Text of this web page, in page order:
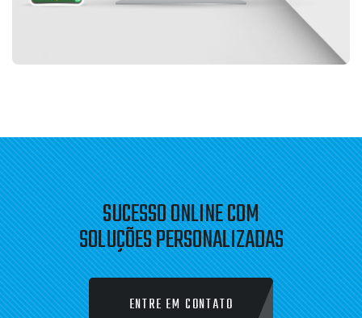
SITES
SITE GERMINARE SEMENTES
SUCESSO ONLINE COM
SOLUÇÕES PERSONALIZADAS
ENTRE EM CONTATO